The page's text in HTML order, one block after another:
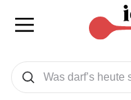
Was wollen Sie suchen
Suchen